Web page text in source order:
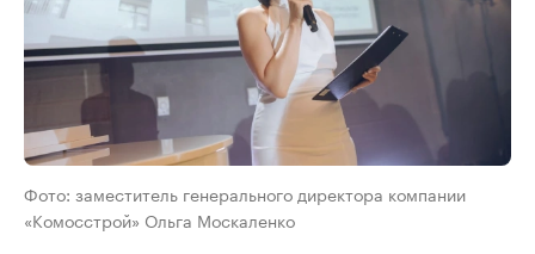
Фото: заместитель генерального директора компании
«Комосстрой» Ольга Москаленко